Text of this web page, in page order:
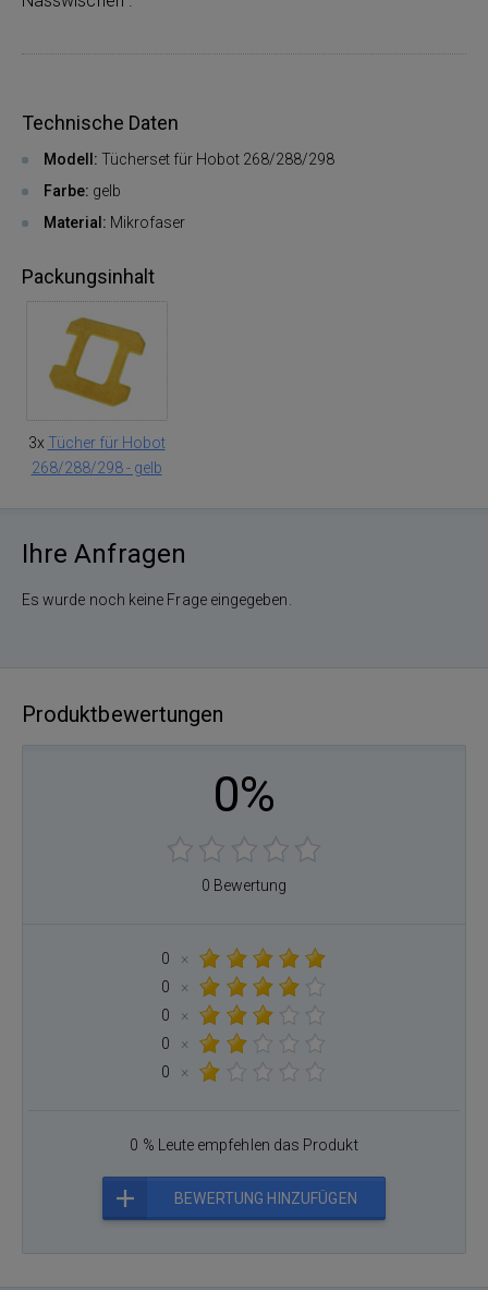
Technische Daten
Modell: Tücherset für Hobot 268/288/298
Farbe: gelb
Material: Mikrofaser
Packungsinhalt
3x Tücher für Hobot
268/288/298 - gelb
Ihre Anfragen
Es wurde noch keine Frage eingegeben.
Produktbewertungen
0%
0 Bewertung
0
×
0
×
0
×
0
×
0
×
0 % Leute empfehlen das Produkt
BEWERTUNG HINZUFÜGEN